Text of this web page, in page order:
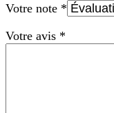
Votre note *
Votre avis *